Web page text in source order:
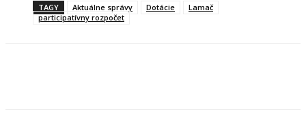
TAGY Aktuálne správy Dotácie
Lamač
participatívny rozpočet